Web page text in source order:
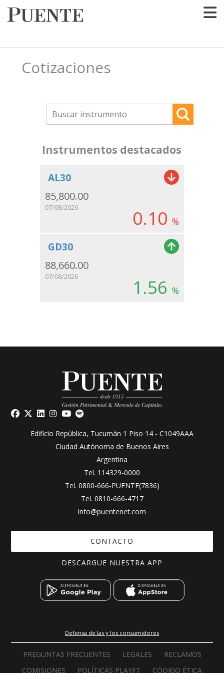
Cotizaciones
Instrumentos destacados
AL30
85,800.00
07/08/2026 0.10 %
GD30
88,660.00
07/08/2026 1.56 %
Edificio República, Tucumán 1 Piso 14 - C1049AAA
Ciudad Autónoma de Buenos Aires
Argentina
Tel. 114329-0000
Tel. 0800-666-PUENTE(7836)
Tel. 0810-666-4717
info@puentenet.com
CONTACTO
DESCARGUE NUESTRA APP
Defensa de las y los consumidores
PREGUNTAS FRECUENTES LEGALES
RECLAMOS
COMISIONES
POLÍTICAS PLAYFT CÓDIGO ÉTICA